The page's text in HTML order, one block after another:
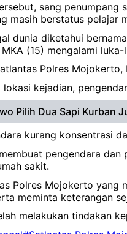
sang penumpang
masih berstatus pelajar
dunia diketahui
(15) mengalami
Polres
lokasi kejadian,
Pilih Dua Sapi Kurban
kurang konsentrasi
pengendara
sakit.
Polres Mojokerto yang
meminta keterangan
melakukan tindakan